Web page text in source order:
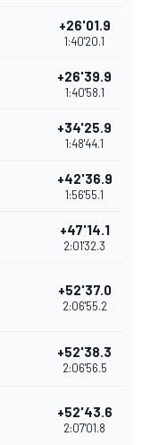
+26'01.9
1:40'20.1
+26'39.9
1:40'58.1
+34'25.9
1:48'44.1
+42'36.9
1:56'55.1
+47'14.1
2:01'32.3
+52'37.0
2:06'55.2
+52'38.3
2:06'56.5
+52'43.6
2:07'01.8